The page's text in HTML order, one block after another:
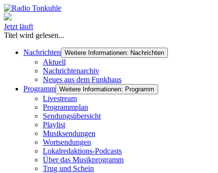
Jetzt läuft
Titel wird gelesen...
Nachrichten Weitere Informationen: Nachrichten
Aktuell
Nachrichtenarchiv
Neues aus dem Funkhaus
Programm Weitere Informationen: Programm
Livestream
Programmplan
Sendungsübersicht
Playlist
Musiksendungen
Wortsendungen
Lokalredaktions-Podcasts
Über das Musikprogramm
Trug und Schein